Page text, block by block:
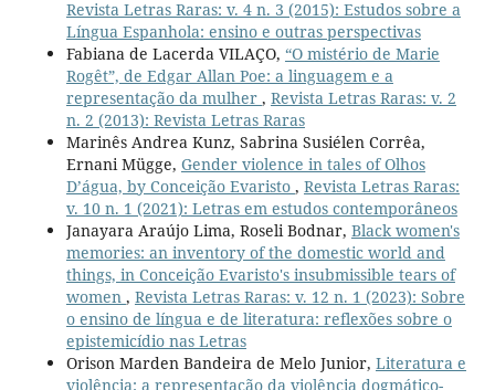
Revista Letras Raras: v. 4 n. 3 (2015): Estudos sobre a
Língua Espanhola: ensino e outras perspectivas
Fabiana de Lacerda VILAÇO, “O mistério de Marie
Rogêt”, de Edgar Allan Poe: a linguagem e a
representação da mulher , Revista Letras Raras: v. 2
n. 2 (2013): Revista Letras Raras
Marinês Andrea Kunz, Sabrina Susiélen Corrêa,
Ernani Mügge, Gender violence in tales of Olhos
D’água, by Conceição Evaristo , Revista Letras Raras:
v. 10 n. 1 (2021): Letras em estudos contemporâneos
Janayara Araújo Lima, Roseli Bodnar, Black women's
memories: an inventory of the domestic world and
things, in Conceição Evaristo's insubmissible tears of
women , Revista Letras Raras: v. 12 n. 1 (2023): Sobre
o ensino de língua e de literatura: reflexões sobre o
epistemicídio nas Letras
Orison Marden Bandeira de Melo Junior, Literatura e
violência: a representação da violência dogmático-